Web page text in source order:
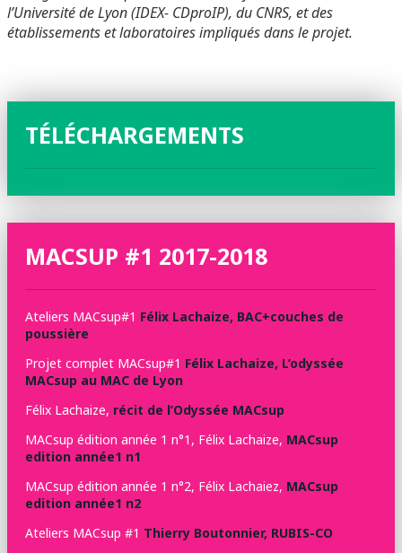
l’Université de Lyon (IDEX- CDproIP), du CNRS, et des
établissements et laboratoires impliqués dans le projet.
TÉLÉCHARGEMENTS
MACSUP #1 2017-2018
Ateliers MACsup#1 Félix Lachaize, BAC+couches de
poussière
Projet complet MACsup#1 Félix Lachaize, L’odyssée
MACsup au MAC de Lyon
Félix Lachaize, récit de l’Odyssée MACsup
MACsup édition année 1 n°1, Félix Lachaize, MACsup
edition année1 n1
MACsup édition année 1 n°2, Félix Lachaiez, MACsup
edition année1 n2
Ateliers MACsup #1 Thierry Boutonnier, RUBIS-CO